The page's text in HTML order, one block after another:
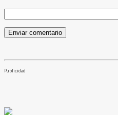
Publicidad